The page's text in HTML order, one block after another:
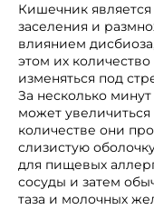
Кишечник
заселения и
влиянием
этом их
изменяться под
За несколько
может
количестве они
слизистую
для пищевых
сосуды и затем
таза и молочных